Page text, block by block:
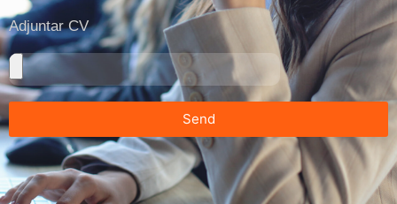
Adjuntar CV
Send